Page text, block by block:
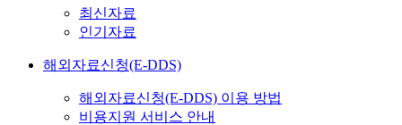
최신자료
인기자료
해외자료신청(E-DDS)
해외자료신청(E-DDS) 이용 방법
비용지원 서비스 안내